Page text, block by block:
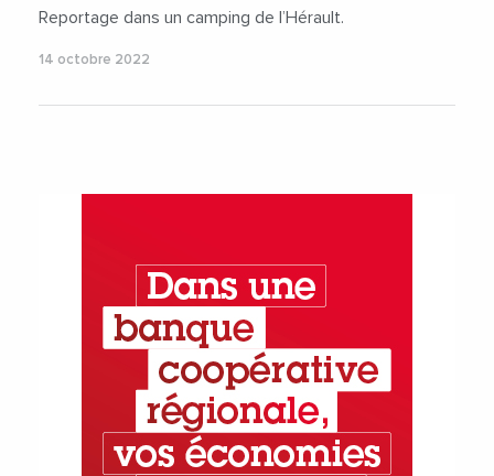
Reportage dans un camping de l’Hérault.
14 octobre 2022